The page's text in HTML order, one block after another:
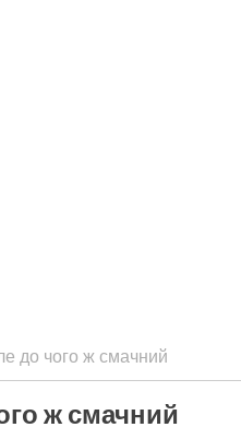
до чого ж смачний
ж смачний